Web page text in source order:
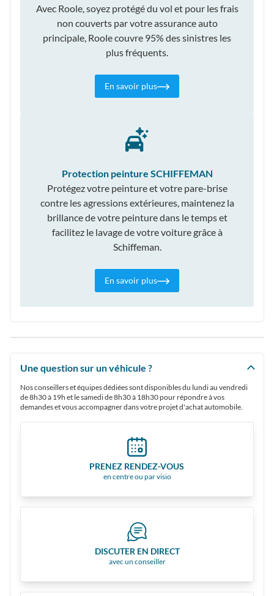
Avec Roole, soyez protégé du vol et pour les frais
non couverts par votre assurance auto
principale, Roole couvre 95% des sinistres les
plus fréquents.
En savoir plus
Protection peinture SCHIFFEMAN
Protégez votre peinture et votre pare-brise
contre les agressions extérieures, maintenez la
brillance de votre peinture dans le temps et
facilitez le lavage de votre voiture grâce à
Schiffeman.
En savoir plus
Une question sur un véhicule ?
Nos conseillers et équipes dédiées sont disponibles du lundi au vendredi
de 8h30 à 19h et le samedi de 8h30 à 18h30 pour répondre à vos
demandes et vous accompagner dans votre projet d'achat automobile.
PRENEZ RENDEZ-VOUS
en centre ou par visio
DISCUTER EN DIRECT
avec un conseiller